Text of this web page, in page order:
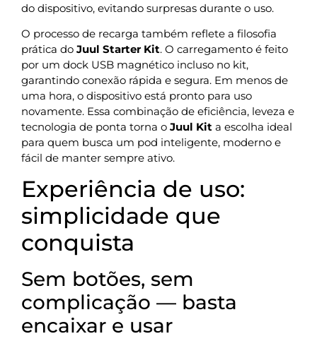
do dispositivo, evitando surpresas durante o uso.
O processo de recarga também reflete a filosofia
prática do Juul Starter Kit. O carregamento é feito
por um dock USB magnético incluso no kit,
garantindo conexão rápida e segura. Em menos de
uma hora, o dispositivo está pronto para uso
novamente. Essa combinação de eficiência, leveza e
tecnologia de ponta torna o Juul Kit a escolha ideal
para quem busca um pod inteligente, moderno e
fácil de manter sempre ativo.
Experiência de uso:
simplicidade que
conquista
Sem botões, sem
complicação — basta
encaixar e usar